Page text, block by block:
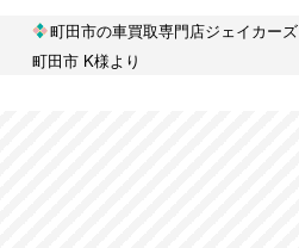
町田市の車買取専門店ジェイカーズ
町田市 K様より